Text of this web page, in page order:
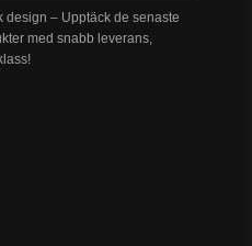
design – Upptäck de senaste
med snabb leverans,